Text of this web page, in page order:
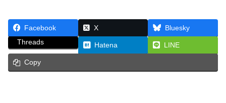
Facebook X
Bluesky
Threads
Hatena LINE
Copy